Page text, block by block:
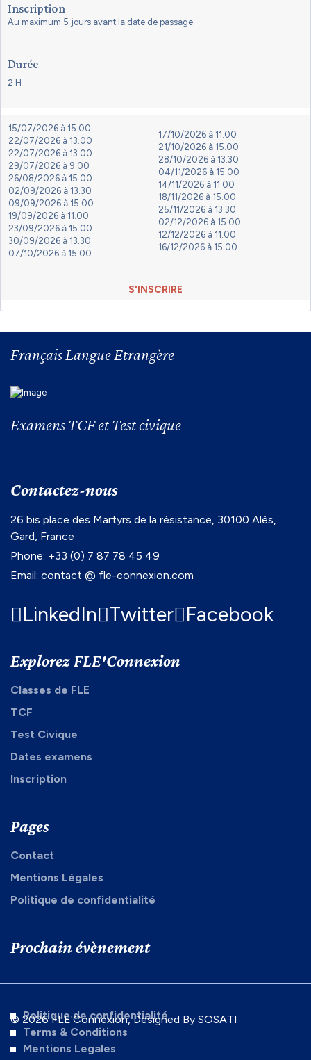
Inscription
Au maximum 5 jours avant la date de passage
Durée
2 H
15/07/2026 à 15.00
22/07/2026 à 13.00
22/07/2026 à 13.00
29/07/2026 à 9.00
26/08/2026 à 15.00
02/09/2026 à 13.30
09/09/2026 à 15.00
19/09/2026 à 11.00
23/09/2026 à 15.00
30/09/2026 à 13.30
07/10/2026 à 15.00
17/10/2026 à 11.00
21/10/2026 à 15.00
28/10/2026 à 13.30
04/11/2026 à 15.00
14/11/2026 à 11.00
18/11/2026 à 15.00
25/11/2026 à 13.30
02/12/2026 à 15.00
12/12/2026 à 11.00
16/12/2026 à 15.00
S'INSCRIRE
Français Langue Etrangère
Examens TCF et Test civique
Contactez-nous
26 bis place des Martyrs de la résistance, 30100 Alès,
Gard, France
Phone: +33 (0) 7 87 78 45 49
Email: contact @ fle-connexion.com
LinkedIn Twitter Facebook
Explorez FLE'Connexion
Classes de FLE
TCF
Test Civique
Dates examens
Inscription
Pages
Contact
Mentions Légales
Politique de confidentialité
Prochain évènement
Politique de confidentialité
Terms & Conditions
Mentions Legales
© 2026 FLE'Connexion, Designed By SOSATI